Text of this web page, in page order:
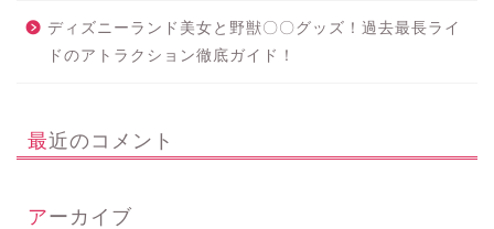
ディズニーランド美女と野獣〇〇グッズ！過去最長ライ
ドのアトラクション徹底ガイド！
最近のコメント
アーカイブ